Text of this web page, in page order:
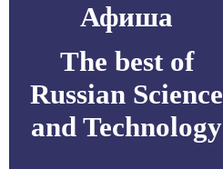
Афиша
The best of
Russian Science
and Technology